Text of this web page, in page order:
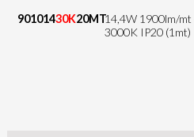
90101430K20MT14,4W 1900lm/mt
3000K IP20 (1mt)